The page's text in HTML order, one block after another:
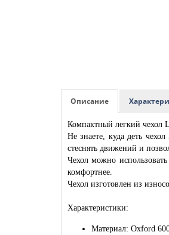
Описание
Компактный легкий чехол
Не знаете, куда деть
стеснять движений и
Чехол можно
комфортнее.
Чехол изготовлен из
Характеристики:
Материал: Oxford